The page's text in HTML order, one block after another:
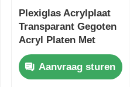
Plexiglas Acrylplaat
Transparant Gegoten
Acryl Platen Met
Beste Prijs
Aanvraag sturen